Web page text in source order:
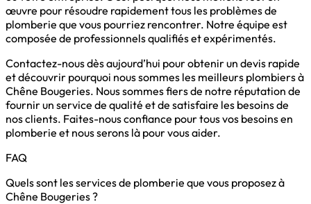
œuvre pour résoudre rapidement tous les problèmes de
plomberie que vous pourriez rencontrer. Notre équipe est
composée de professionnels qualifiés et expérimentés.
Contactez-nous dès aujourd’hui pour obtenir un devis rapide
et découvrir pourquoi nous sommes les meilleurs plombiers à
Chêne Bougeries. Nous sommes fiers de notre réputation de
fournir un service de qualité et de satisfaire les besoins de
nos clients. Faites-nous confiance pour tous vos besoins en
plomberie et nous serons là pour vous aider.
FAQ
Quels sont les services de plomberie que vous proposez à
Chêne Bougeries ?